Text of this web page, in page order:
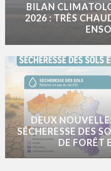
BILAN
2026 : TRÈS
DEUX
SÉCHERESSE DES
DE FORÊT